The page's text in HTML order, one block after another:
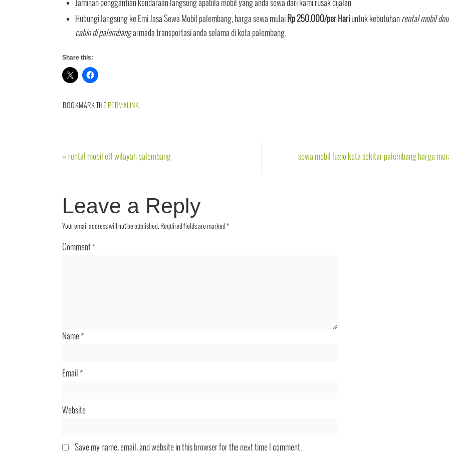
Jaminan penggantian kendaraan langsung apabila mobil yang anda sewa dari kami rusak dijalan
Hubungi langsung ke Emi Jasa Sewa Mobil palembang, harga sewa mulai Rp 250.000/per Hariuntuk kebutuhan rental mobil
cabin di palembangarmada transportasi anda selama di kota palembang.
Share this:
BOOKMARK THE PERMALINK.
« rental mobil elf wilayah palembang sewa mobil luxio kota sekitar palembang harga
Leave a Reply
Your email address will not be published. Required fields are marked*
Comment*
Name*
Email *
Website
Save my name, email, and website in this browser for the next time I comment.